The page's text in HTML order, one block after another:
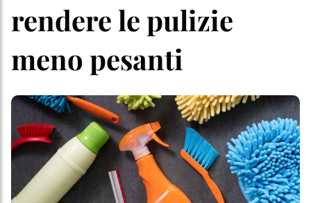
rendere le pulizie
meno pesanti